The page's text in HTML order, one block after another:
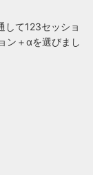
て123セッショ
ン＋αを選びまし